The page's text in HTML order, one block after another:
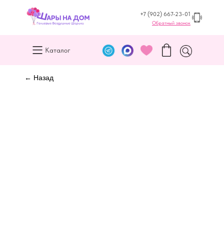
+7 (902) 667-23-01
Обратный звонок
Каталог
← Назад